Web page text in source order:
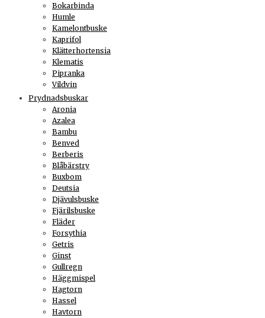
Bokarbinda
Humle
Kamelontbuske
Kaprifol
Klätterhortensia
Klematis
Pipranka
Vildvin
Prydnadsbuskar
Aronia
Azalea
Bambu
Benved
Berberis
Blåbärstry
Buxbom
Deutsia
Djävulsbuske
Fjärilsbuske
Fläder
Forsythia
Getris
Ginst
Gullregn
Häggmispel
Hagtorn
Hassel
Havtorn